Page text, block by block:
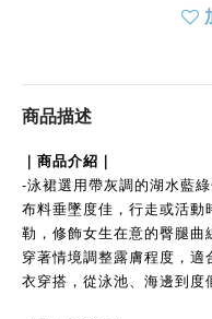
商品描述
｜商品介紹｜
-泳裙選用帶灰調的湖水藍
布料垂墜度佳，行走或活動
勒 ，修飾女生在意的臀腿曲
穿著情境調整露膚程度，
衣穿搭 ， 從泳池、海邊到度